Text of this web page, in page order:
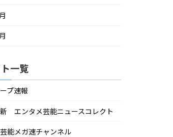
一覧
プ速報
エンタメ芸能ニュースコレクト
能メガ速チャンネル